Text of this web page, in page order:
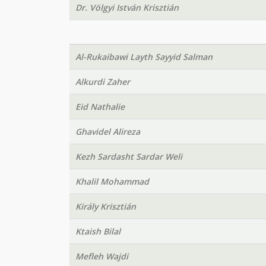
Dr. Völgyi István Krisztián
Al-Rukaibawi Layth Sayyid Salman
Alkurdi Zaher
Eid Nathalie
Ghavidel Alireza
Kezh Sardasht Sardar Weli
Khalil Mohammad
Király Krisztián
Ktaish Bilal
Mefleh Wajdi